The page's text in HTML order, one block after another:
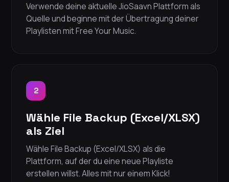
Verwende deine aktuelle JioSaavn Plattform als
Quelle und beginne mit der Übertragung deiner
Playlisten mit Free Your Music.
2
Wähle File Backup (Excel/XLSX)
als Ziel
Wähle File Backup (Excel/XLSX) als die
Plattform, auf der du eine neue Playliste
erstellen willst. Alles mit nur einem Klick!